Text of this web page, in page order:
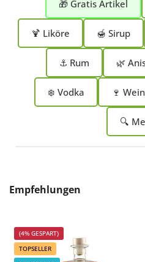
🎁 Gratis Artikel
🍹 Liköre 🍯 Sirup
⚓ Rum 🌿
❄️ Vodka 🍷
🔍
Produktgalerie überspringen
Empfehlungen
(4% GESPART)
TOPSELLER